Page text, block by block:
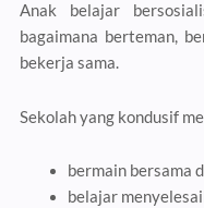
Anak belajar
bagaimana berteman,
bekerja sama.
Sekolah yang kondusif
bermain bersama
belajar